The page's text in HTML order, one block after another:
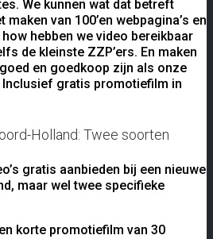
We kunnen wat dat betreft
van 100’en webpagina’s en
hebben we video bereikbaar
de kleinste ZZP’ers. En maken
en goedkoop zijn als onze
gratis promotiefilm in
Holland: Twee soorten
gratis aanbieden bij een nieuwe
maar wel twee specifieke
korte promotiefilm van 30